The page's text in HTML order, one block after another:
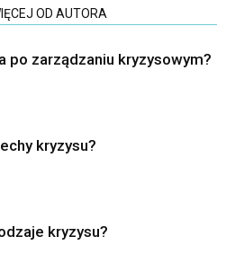
OD AUTORA
po zarządzaniu kryzysowym?
kryzysu?
kryzysu?